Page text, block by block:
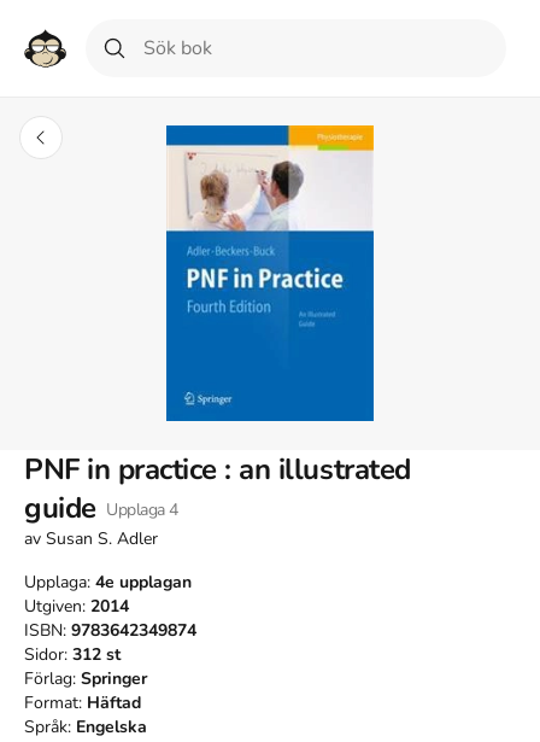
PNF in practice : an illustrated
guide Upplaga4
av Susan S. Adler
Upplaga: 4e upplagan
Utgiven: 2014
ISBN: 9783642349874
Sidor: 312 st
Förlag: Springer
Format: Häftad
Språk: Engelska